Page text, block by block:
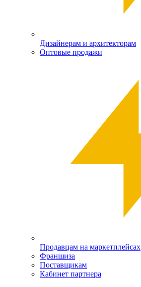
Дизайнерам и архитекторам
Оптовые продажи
Продавцам на маркетплейсах
Франшиза
Поставщикам
Кабинет партнера